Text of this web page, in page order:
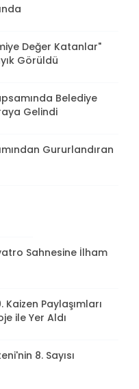
Değer Katanlar"
Görüldü
Belediye
Gelindi
Gururlandıran
Sahnesine İlham
Kaizen Paylaşımları
ile Yer Aldı
8. Sayısı